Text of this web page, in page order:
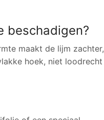
beschadigen?
maakt de lijm zachter,
hoek, niet loodrecht